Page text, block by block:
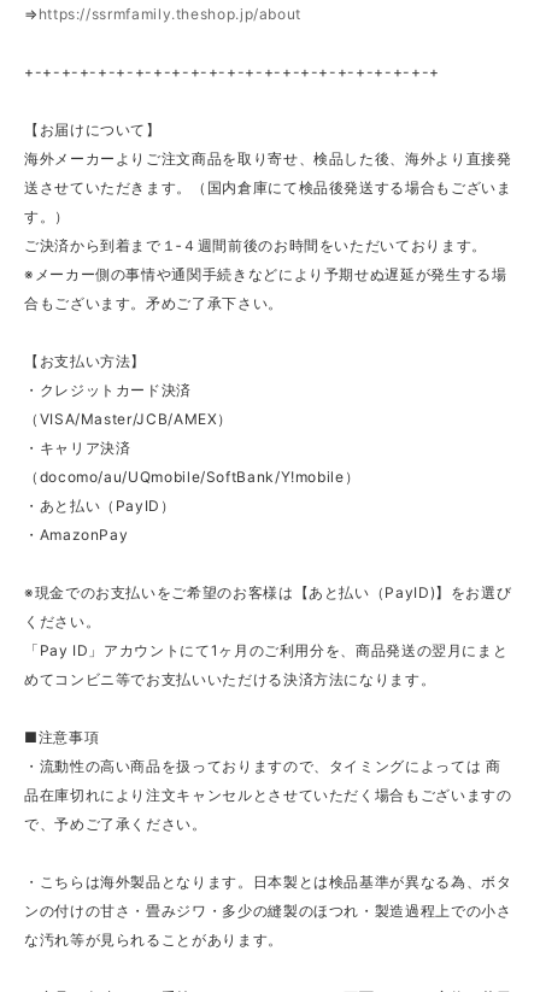
⇒ https://ssrmfamily.theshop.jp/about
+-+-+-+-+-+-+-+-+-+-+-+-+-+-+-+-+-+-+-+-+-+-+
【お届けについて】
海外メーカーよりご注文商品を取り寄せ、検品した後、海外より直接発
送させていただきます。（国内倉庫にて検品後発送する場合もございま
す。）
ご決済から到着まで１‐４週間前後のお時間をいただいております。
※メーカー側の事情や通関手続きなどにより予期せぬ遅延が発生する場
合もございます。矛めご了承下さい。
【お支払い方法】
・クレジットカード決済
（VISA/Master/JCB/AMEX）
・キャリア決済
（docomo/au/UQmobile/SoftBank/Y!mobile）
・あと払い（PayID）
・AmazonPay
※現金でのお支払いをご希望のお客様は【あと払い（PayID)】をお選び
ください。
「Pay ID」アカウントにて1ヶ月のご利用分を、商品発送の翌月にまと
めてコンビニ等でお支払いいただける決済方法になります。
■注意事項
・流動性の高い商品を扱っておりますので、タイミングによっては 商
品在庫切れにより注文キャンセルとさせていただく場合もございますの
で、予めご了承ください。
・こちらは海外製品となります。日本製とは検品基準が異なる為、ボタ
ンの付けの甘さ・畳みジワ・多少の縫製のほつれ・製造過程上での小さ
な汚れ等が見られることがあります。